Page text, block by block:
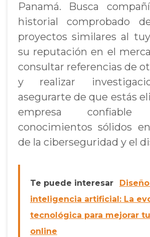
Panamá. Busca
historial comprobado
proyectos similares al
su reputación en el
consultar referencias de
y realizar
asegurarte de que estás
empresa
conocimientos sólidos
de la ciberseguridad y el
Te puede interesar
inteligencia artificial: La
tecnológica para mejorar
online